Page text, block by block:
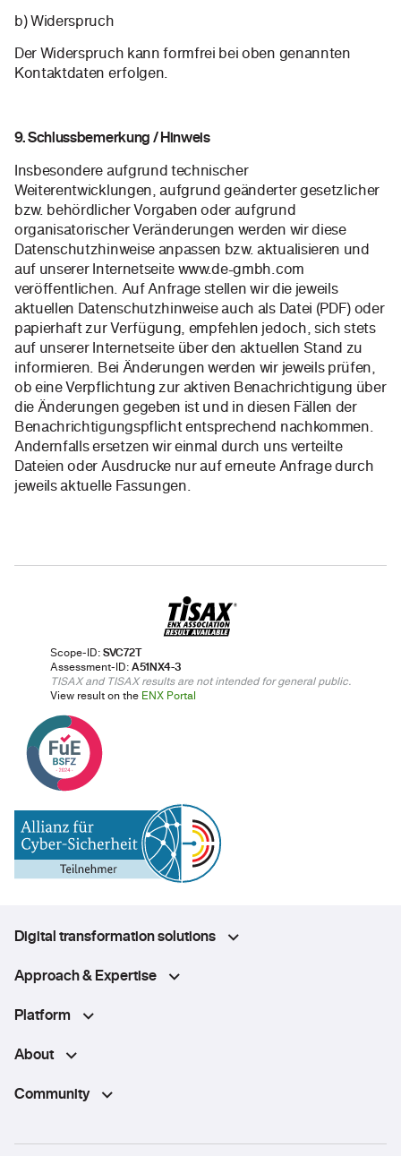
b) Widerspruch
Der Widerspruch kann formfrei bei oben genannten
Kontaktdaten erfolgen.
9. Schlussbemerkung / Hinweis
Insbesondere aufgrund technischer
Weiterentwicklungen, aufgrund geänderter gesetzlicher
bzw. behördlicher Vorgaben oder aufgrund
organisatorischer Veränderungen werden wir diese
Datenschutzhinweise anpassen bzw. aktualisieren und
auf unserer Internetseite www.de-gmbh.com
veröffentlichen. Auf Anfrage stellen wir die jeweils
aktuellen Datenschutzhinweise auch als Datei (PDF) oder
papierhaft zur Verfügung, empfehlen jedoch, sich stets
auf unserer Internetseite über den aktuellen Stand zu
informieren. Bei Änderungen werden wir jeweils prüfen,
ob eine Verpflichtung zur aktiven Benachrichtigung über
die Änderungen gegeben ist und in diesen Fällen der
Benachrichtigungspflicht entsprechend nachkommen.
Andernfalls ersetzen wir einmal durch uns verteilte
Dateien oder Ausdrucke nur auf erneute Anfrage durch
jeweils aktuelle Fassungen.
Scope-ID:SVC72T
Assessment-ID:A51NX4-3
TISAX and TISAX results are not intended for general public.
View result on the ENX Portal
Digital transformation solutions
Approach & Expertise
Platform
About
Community